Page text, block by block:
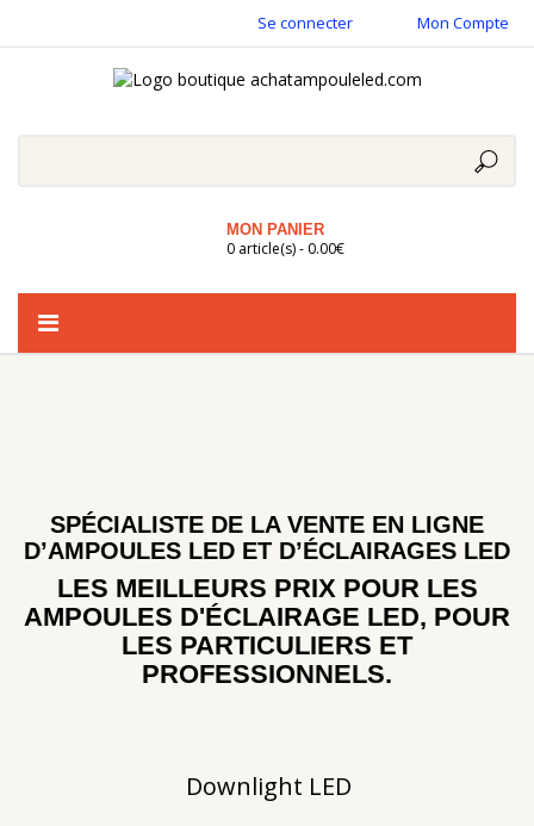
Se connecter Mon Compte
MON PANIER
0 article(s) - 0.00€
Basculer
la
SPÉCIALISTE DE LA VENTE EN LIGNE
D’AMPOULES LED ET D’ÉCLAIRAGES LED
LES MEILLEURS PRIX POUR LES
AMPOULES D'ÉCLAIRAGE LED, POUR
LES PARTICULIERS ET
PROFESSIONNELS.
Downlight LED